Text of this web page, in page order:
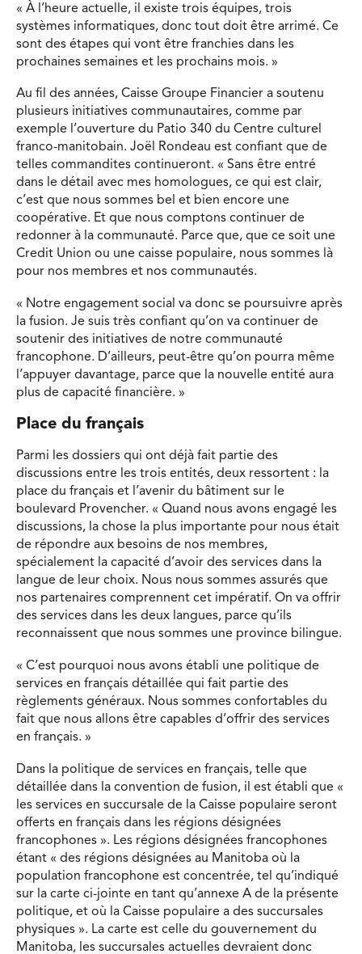
« À l’heure actuelle, il existe trois équipes, trois
systèmes informatiques, donc tout doit être arrimé. Ce
sont des étapes qui vont être franchies dans les
prochaines semaines et les prochains mois. »
Au fil des années, Caisse Groupe Financier a soutenu
plusieurs initiatives communautaires, comme par
exemple l’ouverture du Patio 340 du Centre culturel
franco-manitobain. Joël Rondeau est confiant que de
telles commandites continueront. « Sans être entré
dans le détail avec mes homologues, ce qui est clair,
c’est que nous sommes bel et bien encore une
coopérative. Et que nous comptons continuer de
redonner à la communauté. Parce que, que ce soit une
Credit Union ou une caisse populaire, nous sommes là
pour nos membres et nos communautés.
« Notre engagement social va donc se poursuivre après
la fusion. Je suis très confiant qu’on va continuer de
soutenir des initiatives de notre communauté
francophone. D’ailleurs, peut-être qu’on pourra même
l’appuyer davantage, parce que la nouvelle entité aura
plus de capacité financière. »
Place du français
Parmi les dossiers qui ont déjà fait partie des
discussions entre les trois entités, deux ressortent : la
place du français et l’avenir du bâtiment sur le
boulevard Provencher. « Quand nous avons engagé les
discussions, la chose la plus importante pour nous était
de répondre aux besoins de nos membres,
spécialement la capacité d’avoir des services dans la
langue de leur choix. Nous nous sommes assurés que
nos partenaires comprennent cet impératif. On va offrir
des services dans les deux langues, parce qu’ils
reconnaissent que nous sommes une province bilingue.
« C’est pourquoi nous avons établi une politique de
services en français détaillée qui fait partie des
règlements généraux. Nous sommes confortables du
fait que nous allons être capables d’offrir des services
en français. »
Dans la politique de services en français, telle que
détaillée dans la convention de fusion, il est établi que «
les services en succursale de la Caisse populaire seront
offerts en français dans les régions désignées
francophones ». Les régions désignées francophones
étant « des régions désignées au Manitoba où la
population francophone est concentrée, tel qu’indiqué
sur la carte ci-jointe en tant qu’annexe A de la présente
politique, et où la Caisse populaire a des succursales
physiques ». La carte est celle du gouvernement du
Manitoba, les succursales actuelles devraient donc